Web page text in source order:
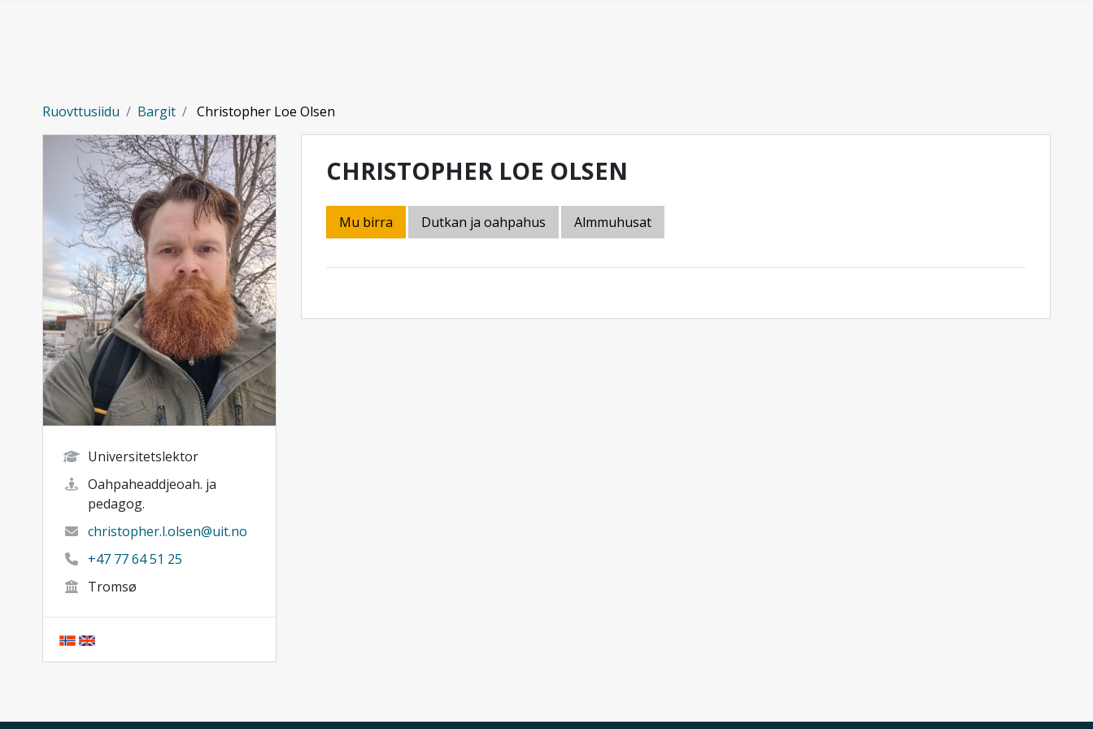
Ruovttusiidu Bargit Christopher Loe Olsen
Universitetslektor
Oahpaheaddjeoah. ja
pedagog.
christopher.l.olsen@uit.no
+47 77 64 51 25
Tromsø
CHRISTOPHER LOE OLSEN
Mu birra Dutkan ja oahpahus Almmuhusat